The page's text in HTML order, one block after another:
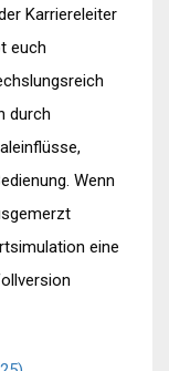
Karriereleiter
euch
durch
Wenn
eine